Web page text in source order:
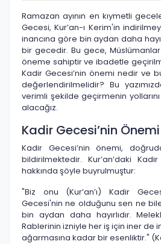
Ramazan ayının en kıymetli
Gecesi, Kur’an-ı Kerim'in
inancına göre bin aydan daha
bir gecedir. Bu gece,
öneme sahiptir ve ibadetle
Kadir Gecesi’nin önemi nedir ve
değerlendirilmelidir? Bu
verimli şekilde geçirmenin
alacağız.
Kadir Gecesi’nin Önemi
Kadir Gecesi’nin önemi,
bildirilmektedir. Kur’an’daki
hakkında şöyle buyrulmuştur:
"Biz onu (Kur’an’ı) Kadir
Gecesi'nin ne olduğunu sen ne
bin aydan daha hayırlıdır.
Rablerinin izniyle her iş için iner de
ağarmasına kadar bir esenliktir."